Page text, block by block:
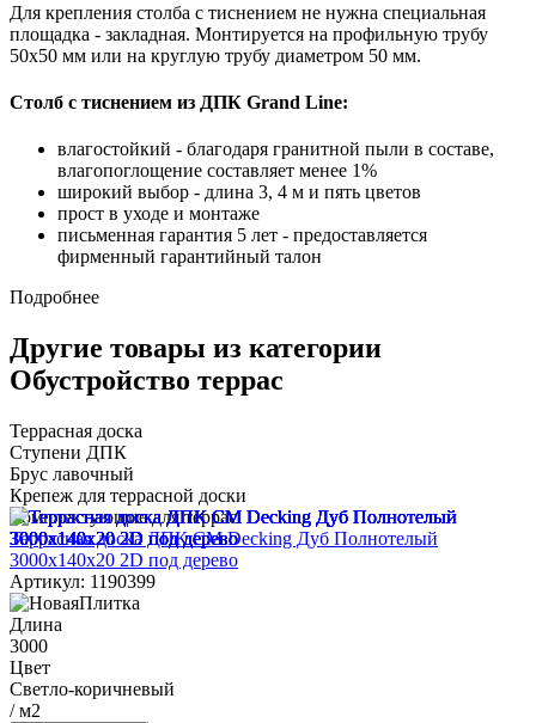
Для крепления столба с тиснением не нужна специальная
площадка - закладная. Монтируется на профильную трубу
50х50 мм или на круглую трубу диаметром 50 мм.
Столб с тиснением из ДПК Grand Line:
влагостойкий - благодаря гранитной пыли в составе,
влагопоглощение составляет менее 1%
широкий выбор - длина 3, 4 м и пять цветов
прост в уходе и монтаже
письменная гарантия 5 лет - предоставляется
фирменный гарантийный талон
Подробнее
Другие товары из категории
Обустройство террас
Террасная доска
Ступени ДПК
Брус лавочный
Крепеж для террасной доски
Комплектующие для террас
Террасная доска ДПК CM Decking Дуб Полнотелый
3000x140x20 2D под дерево
Артикул: 1190399
Длина
3000
Цвет
Светло-коричневый
/ м2